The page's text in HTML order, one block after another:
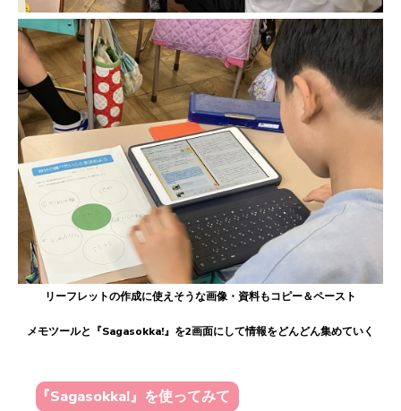
リーフレットの作成に使えそうな画像・資料もコピー＆ペースト
メモツールと『Sagasokka!』を2画面にして情報をどんどん集めていく
『Sagasokka!』を使ってみて